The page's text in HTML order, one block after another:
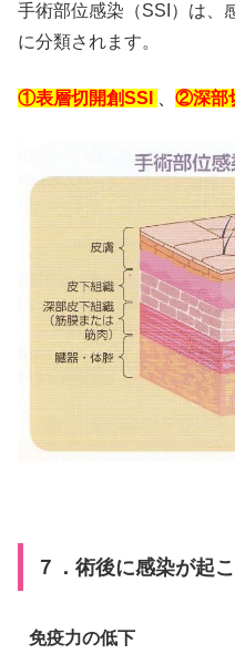
手術部位感染（SSI）は、
に分類されます。
①表層切開創SSI ②深部
７．術後に感染が起
免疫力の低下